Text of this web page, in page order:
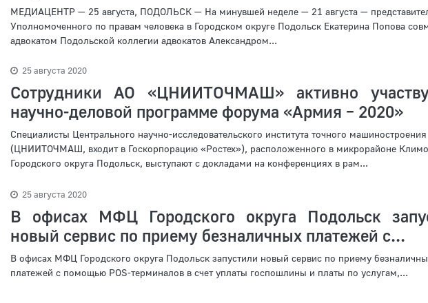
МЕДИАЦЕНТР — 25 августа, ПОДОЛЬСК — На минувшей неделе — 21 августа —
Уполномоченного по правам человека в Городском округе Подольск Екатерина Попова
адвокатом Подольской коллегии адвокатов Александром...
25 августа 2020
Сотрудники АО «ЦНИИТОЧМАШ» активно
научно-деловой программе форума «Армия – 2020»
Специалисты Центрального научно-исследовательского института точного машиностроения
(ЦНИИТОЧМАШ, входит в Госкорпорацию «Ростех»), расположенного в микрорайоне
Городского округа Подольск, выступают с докладами на конференциях в рам...
25 августа 2020
В офисах МФЦ Городского округа Подольск
новый сервис по приему безналичных платежей с...
В офисах МФЦ Городского округа Подольск запустили новый сервис по приему
платежей с помощью POS-терминалов в счет уплаты госпошлины и платы по услугам,...